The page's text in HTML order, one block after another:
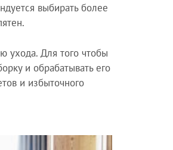
выбирать более
ухода. Для того чтобы
и обрабатывать его
и избыточного